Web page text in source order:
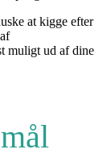
at kigge efter
muligt ud af dine